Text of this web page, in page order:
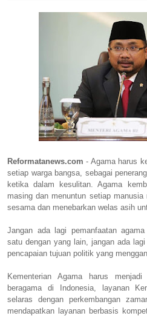
Reformatanews.com - Agama harus
setiap warga bangsa, sebagai
ketika dalam kesulitan. Agama
masing dan menuntun setiap
sesama dan menebarkan welas asih
Jangan ada lagi pemanfaatan
satu dengan yang lain, jangan ada
pencapaian tujuan politik yang
Kementerian Agama harus
beragama di Indonesia, layanan
selaras dengan perkembangan
mendapatkan layanan berbasis